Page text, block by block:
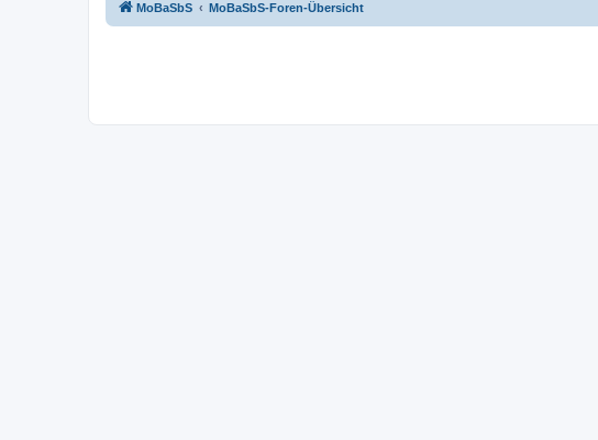
MoBaSbS MoBaSbS-Foren-Übersicht